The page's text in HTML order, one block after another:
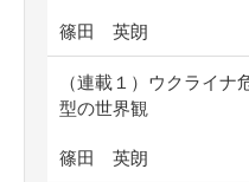
篠田 英朗
（連載１）ウクライ
型の世界観
篠田 英朗